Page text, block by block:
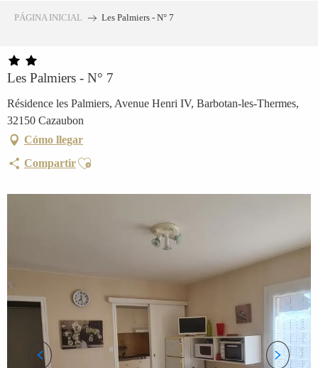
principal
PÁGINA INICIAL Les Palmiers - N° 7
Les Palmiers - N° 7
Résidence les Palmiers, Avenue Henri IV, Barbotan-les-Thermes,
32150 Cazaubon
Cómo llegar
CompartirAjouter aux favoris